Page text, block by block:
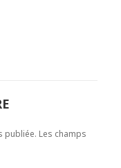
publiée. Les champs